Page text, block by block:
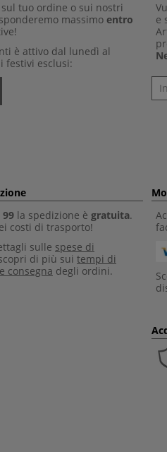
tuo ordine o sui nostri
massimo entro
è attivo dal lunedì al
festivi esclusi:
e
99 la spedizione è gratuita.
costi di trasporto!
sulle spese di
di più sui tempi di
consegna degli ordini.